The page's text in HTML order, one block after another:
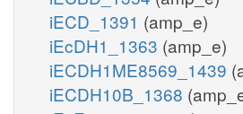
iECD_1391 (amp_e)
iEcDH1_1363 (amp_e)
iECDH1ME8569_1439
iECDH10B_1368